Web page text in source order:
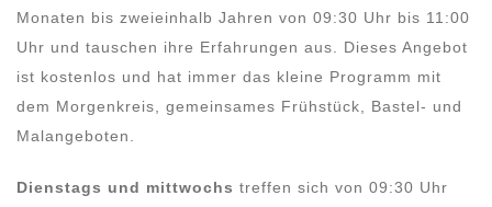
Monaten bis zweieinhalb Jahren von 09:30 Uhr bis 11:00
Uhr und tauschen ihre Erfahrungen aus. Dieses Angebot
ist kostenlos und hat immer das kleine Programm mit
dem Morgenkreis, gemeinsames Frühstück, Bastel- und
Malangeboten.
Dienstags und mittwochs treffen sich von 09:30 Uhr